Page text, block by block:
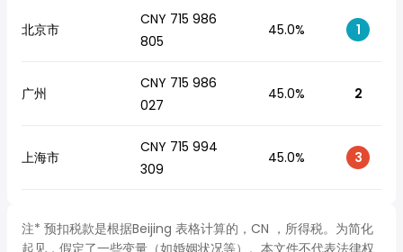
北京市
CNY 715 986
805
45.0% 1
广州
CNY 715 986
027
45.0% 2
上海市
CNY 715 994
309
45.0% 3
注* 预扣税款是根据Beijing 表格计算的，CN ，所得税。为简化
起见，假定了一些变量（如婚姻状况等）。本文件不代表法律权